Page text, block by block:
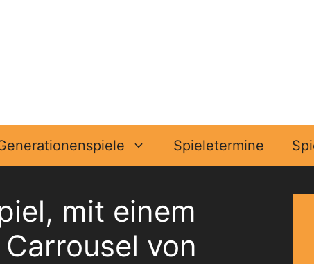
Spieletermine
mit einem
von